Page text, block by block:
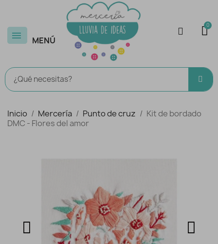
MENÚ
Inicio Mercería Punto de cruz
Kit de bordado
DMC - Flores del amor